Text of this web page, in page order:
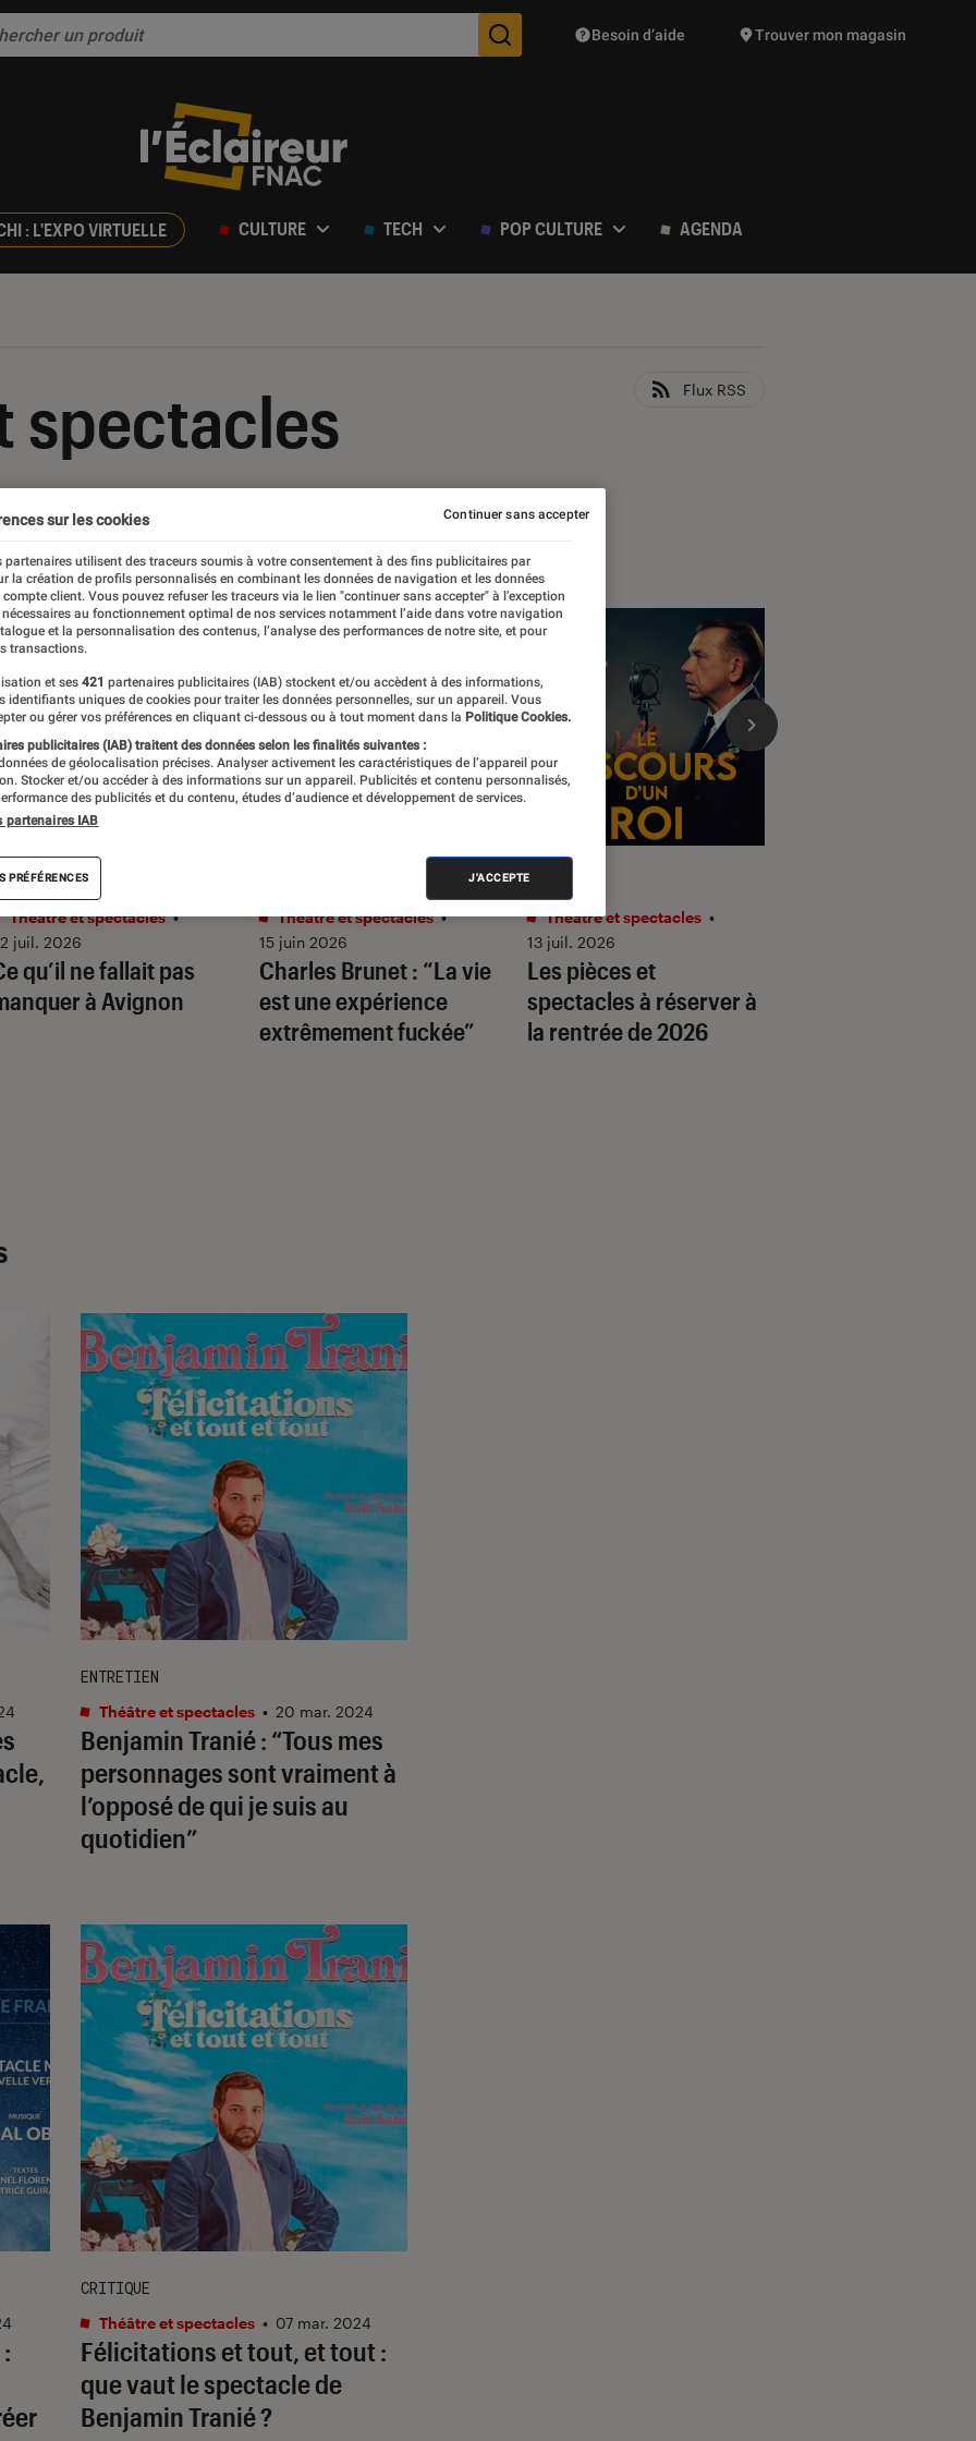
Des suggestions de produits vont vous être proposées
Besoin d’aide Trouver mon magasin
: L'EXPO VIRTUELLE CULTURE TECH POP CULTURE AGENDA
spectacles Flux RSS
qu’il ne fallait pas
à Avignon
Théâtre et spectacles •
juil. 2026
Charles Brunet : “La vie
est une expérience
extrêmement fuckée”
Théâtre et spectacles •
15 juin 2026
Les pièces et
spectacles à réserver à
la rentrée de 2026
ARTICLE
Théâtre et spectacles •
13 juil. 2026
Benjamin Tranié : “Tous mes
personnages sont vraiment à
l’opposé de qui je suis au
quotidien”
ENTRETIEN
Théâtre et spectacles • 20 mar. 2024
:
Félicitations et tout, et tout :
que vaut le spectacle de
Benjamin Tranié ?
CRITIQUE
Théâtre et spectacles • 07 mar. 2024
sur les cookies
partenaires utilisent des traceurs soumis à votre consentement à des fins publicitaires par
la création de profils personnalisés en combinant les données de navigation et les données
compte client. Vous pouvez refuser les traceurs via le lien "continuer sans accepter" à l’exception
au fonctionnement optimal de nos services notamment l’aide dans votre navigation
et la personnalisation des contenus, l’analyse des performances de notre site, et pour
transactions.
et ses 421 partenaires publicitaires (IAB) stockent et/ou accèdent à des informations,
identifiants uniques de cookies pour traiter les données personnelles, sur un appareil. Vous
ou gérer vos préférences en cliquant ci-dessous ou à tout moment dans la Politique Cookies.
publicitaires (IAB) traitent des données selon les finalités suivantes :
de géolocalisation précises. Analyser activement les caractéristiques de l’appareil pour
Stocker et/ou accéder à des informations sur un appareil. Publicités et contenu personnalisés,
des publicités et du contenu, études d’audience et développement de services.
partenaires IAB
PRÉFÉRENCES J'ACCEPTE
Continuer sans accepter